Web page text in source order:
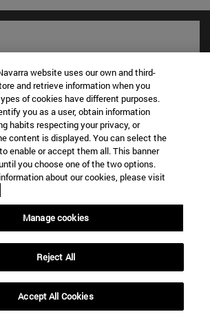
en nueva ventana)
en nueva ventana)
(abre en nueva ventana)
personas(abre en nueva ventana)
(abre en nueva ventana)
00
website uses our own and third-
and retrieve information when you
of cookies have different purposes.
you as a user, obtain information
habits respecting your privacy, or
content is displayed. You can select the
enable or accept them all. This banner
you choose one of the two options.
about our cookies, please visit
Manage cookies
Reject All
Accept All Cookies